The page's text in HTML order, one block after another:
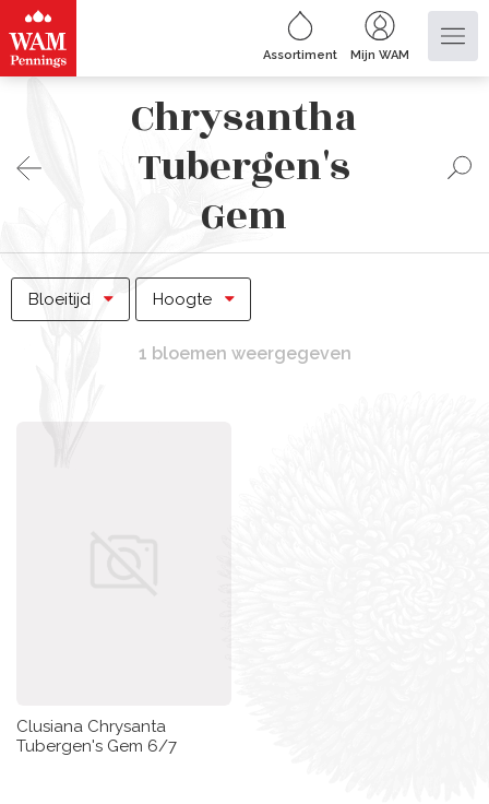
Assortiment Mijn WAM
Chrysantha
Tubergen's
Gem
Bloeitijd Hoogte
1 bloemen weergegeven
Clusiana Chrysanta
Tubergen's Gem 6/7